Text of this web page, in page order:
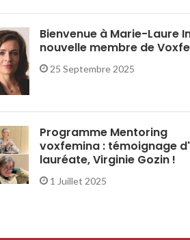
Bienvenue à Marie-Laure
nouvelle membre de
25 Septembre 2025
Programme Mentoring
voxfemina : témoignage
lauréate, Virginie Gozin !
1 Juillet 2025